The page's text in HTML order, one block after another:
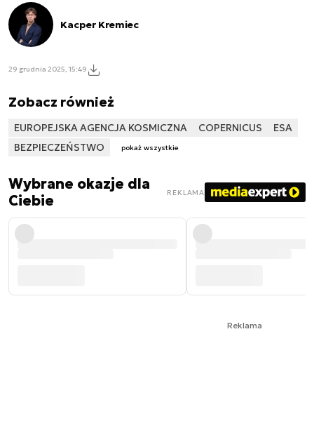
Kacper Kremiec
29 grudnia 2025, 15:49
Zobacz również
EUROPEJSKA AGENCJA KOSMICZNA COPERNICUS
ESA
BEZPIECZEŃSTWO
pokaż wszystkie
Wybrane okazje dla
Ciebie
REKLAMA
Reklama